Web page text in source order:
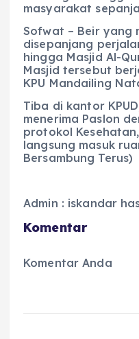
masyarakat
Sofwat – Beir yang
disepanjang
hingga Masjid Al-
Masjid tersebut
KPU Mandailing
Tiba di kantor
menerima Paslon
protokol
langsung masuk
Bersambung Terus)
Admin : iskandar
Komentar
Komentar Anda